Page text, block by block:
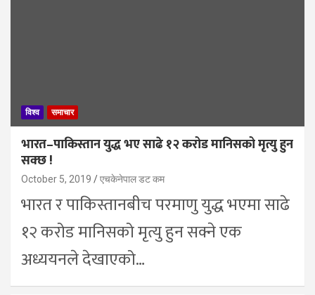
विश्व समाचार
भारत–पाकिस्तान युद्ध भए साढे १२ करोड मानिसको मृत्यु हुन
सक्छ !
October 5, 2019 एचकेनेपाल डट कम
भारत र पाकिस्तानबीच परमाणु युद्ध भएमा साढे
१२ करोड मानिसको मृत्यु हुन सक्ने एक
अध्ययनले देखाएको…